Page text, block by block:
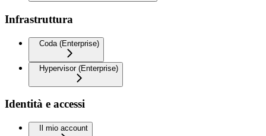
Infrastruttura
Coda (Enterprise)
Hypervisor (Enterprise)
Identità e accessi
Il mio account